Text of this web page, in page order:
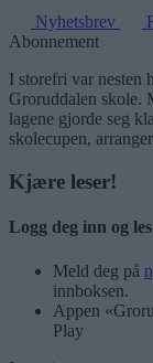
Nyhetsbrev
Abonnement
I storefri var nesten
Groruddalen skole.
lagene gjorde seg
skolecupen,
Kjære leser!
Logg deg inn og les
Meld deg på
innboksen.
Appen
Play